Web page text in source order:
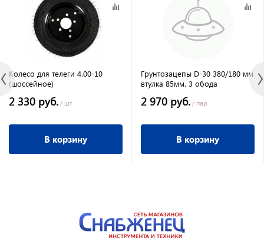
Колесо для телеги 4.00-10
(шоссейное)
2 330 руб. / шт
В корзину
Грунтозацепы D-30 380/180 мм
втулка 85мм. 3 обода
2 970 руб. / пар
В корзину